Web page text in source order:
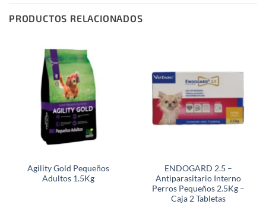
PRODUCTOS RELACIONADOS
Agility Gold Pequeños
Adultos 1.5Kg
ENDOGARD 2.5 –
Antiparasitario Interno
Perros Pequeños 2.5Kg –
Caja 2 Tabletas